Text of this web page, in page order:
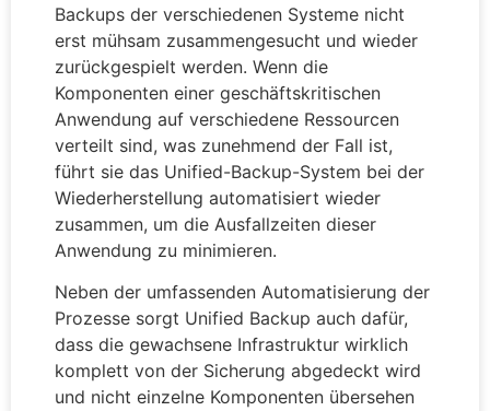
Backups der verschiedenen Systeme nicht
erst mühsam zusammengesucht und wieder
zurückgespielt werden. Wenn die
Komponenten einer geschäftskritischen
Anwendung auf verschiedene Ressourcen
verteilt sind, was zunehmend der Fall ist,
führt sie das Unified-Backup-System bei der
Wiederherstellung automatisiert wieder
zusammen, um die Ausfallzeiten dieser
Anwendung zu minimieren.
Neben der umfassenden Automatisierung der
Prozesse sorgt Unified Backup auch dafür,
dass die gewachsene Infrastruktur wirklich
komplett von der Sicherung abgedeckt wird
und nicht einzelne Komponenten übersehen